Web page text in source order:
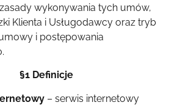
wykonywania tych umów,
Klienta i Usługodawcy oraz tryb
i postępowania
§1 Definicje
– serwis internetowy